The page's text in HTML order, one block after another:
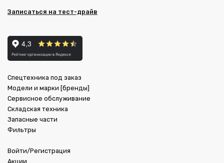
Записаться на тест-драйв
Спецтехника под заказ
Модели и марки [бренды]
Сервисное обслуживание
Складская техника
Запасные части
Фильтры
Войти/Регистрация
Акции